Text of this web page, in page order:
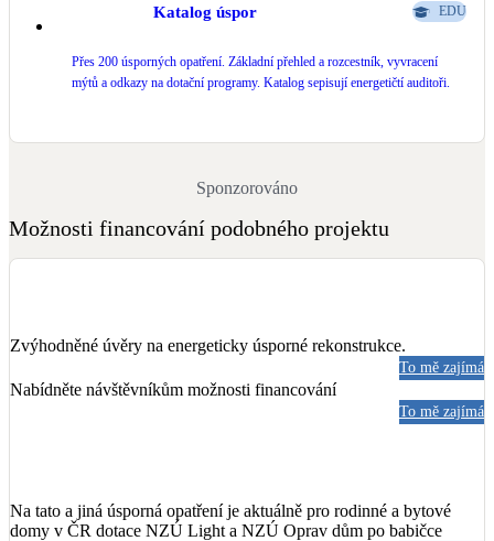
Katalog úspor EDU
Přes 200 úsporných opatření. Základní přehled a rozcestník, vyvracení
mýtů a odkazy na dotační programy. Katalog sepisují energetičtí auditoři.
Možnosti financování podobného projektu
Sponzorováno
Zvýhodněné úvěry na energeticky úsporné rekonstrukce.
To mě zajímá
Nabídněte návštěvníkům možnosti financování
To mě zajímá
Na tato a jiná úsporná opatření je aktuálně pro rodinné a bytové
domy v ČR dotace NZÚ Light a NZÚ Oprav dům po babičce